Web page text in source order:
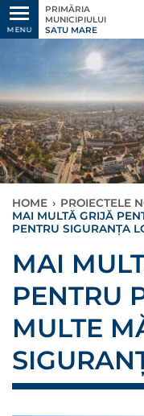
MENU
PRIMĂRIA
MUNICIPIULUI
SATU MARE
HOME › PROIECTELE
MAI MULTĂ GRIJĂ
PENTRU SIGURANȚA
MAI
PENTRU
MULTE